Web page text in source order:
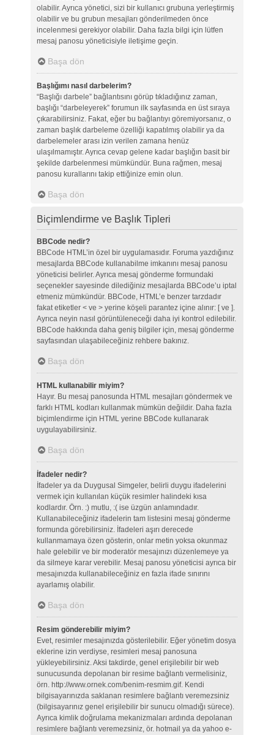
olabilir. Ayrıca yönetici, sizi bir kullanıcı grubuna yerleştirmiş
olabilir ve bu grubun mesajları gönderilmeden önce
incelenmesi gerekiyor olabilir. Daha fazla bilgi için lütfen
mesaj panosu yöneticisiyle iletişime geçin.
Başa dön
Başlığımı nasıl darbelerim?
“Başlığı darbele” bağlantısını görüp tıkladığınız zaman,
başlığı “darbeleyerek” forumun ilk sayfasında en üst sıraya
çıkarabilirsiniz. Fakat, eğer bu bağlantıyı göremiyorsanız, o
zaman başlık darbeleme özelliği kapatılmış olabilir ya da
darbelemeler arası izin verilen zamana henüz
ulaşılmamıştır. Ayrıca cevap gelene kadar başlığın basit bir
şekilde darbelenmesi mümkündür. Buna rağmen, mesaj
panosu kurallarını takip ettiğinize emin olun.
Başa dön
Biçimlendirme ve Başlık Tipleri
BBCode nedir?
BBCode HTML’in özel bir uygulamasıdır. Foruma yazdığınız
mesajlarda BBCode kullanabilme imkanını mesaj panosu
yöneticisi belirler. Ayrıca mesaj gönderme formundaki
seçenekler sayesinde dilediğiniz mesajlarda BBCode’u iptal
etmeniz mümkündür. BBCode, HTML’e benzer tarzdadır
fakat etiketler < ve > yerine köşeli parantez içine alınır: [ ve ].
Ayrıca neyin nasıl görüntüleneceği daha iyi kontrol edilebilir.
BBCode hakkında daha geniş bilgiler için, mesaj gönderme
sayfasından ulaşabileceğiniz rehbere bakınız.
Başa dön
HTML kullanabilir miyim?
Hayır. Bu mesaj panosunda HTML mesajları göndermek ve
farklı HTML kodları kullanmak mümkün değildir. Daha fazla
biçimlendirme için HTML yerine BBCode kullanarak
uygulayabilirsiniz.
Başa dön
İfadeler nedir?
İfadeler ya da Duygusal Simgeler, belirli duygu ifadelerini
vermek için kullanılan küçük resimler halindeki kısa
kodlardır. Örn. :) mutlu, :( ise üzgün anlamındadır.
Kullanabileceğiniz ifadelerin tam listesini mesaj gönderme
formunda görebilirsiniz. İfadeleri aşırı derecede
kullanmamaya özen gösterin, onlar metin yoksa okunmaz
hale gelebilir ve bir moderatör mesajınızı düzenlemeye ya
da silmeye karar verebilir. Mesaj panosu yöneticisi ayrıca bir
mesajınızda kullanabileceğiniz en fazla ifade sınırını
ayarlamış olabilir.
Başa dön
Resim gönderebilir miyim?
Evet, resimler mesajınızda gösterilebilir. Eğer yönetim dosya
eklerine izin verdiyse, resimleri mesaj panosuna
yükleyebilirsiniz. Aksi takdirde, genel erişilebilir bir web
sunucusunda depolanan bir resime bağlantı vermelisiniz,
örn. http://www.ornek.com/benim-resmim.gif. Kendi
bilgisayarınızda saklanan resimlere bağlantı veremezsiniz
(bilgisayarınız genel erişilebilir bir sunucu olmadığı sürece).
Ayrıca kimlik doğrulama mekanizmaları ardında depolanan
resimlere bağlantı veremezsiniz, ör. hotmail ya da yahoo e-